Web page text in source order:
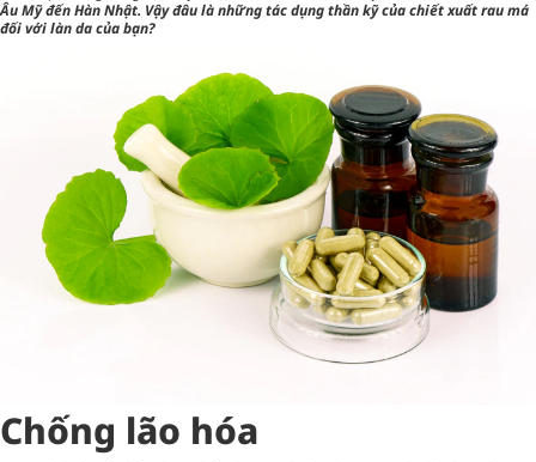
Âu Mỹ đến Hàn Nhật. Vậy đâu là những tác dụng thần kỹ của chiết xuất rau má
đối với làn da của bạn?
Chống lão hóa